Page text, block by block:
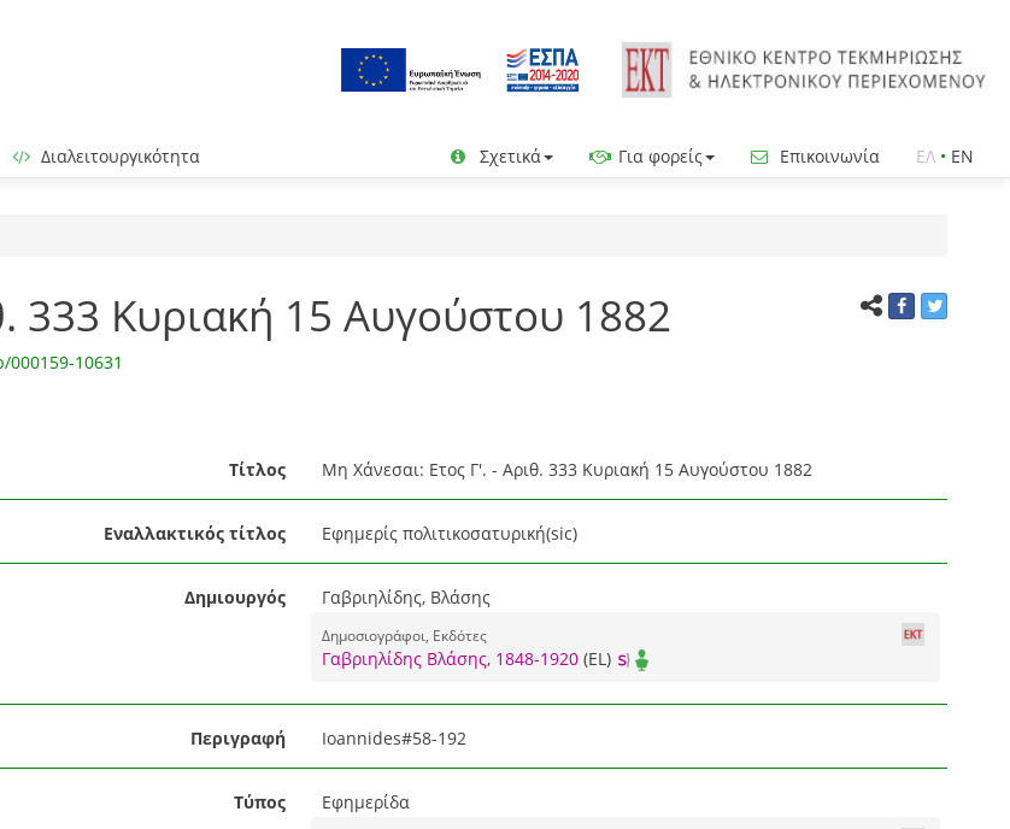
Διαλειτουργικότητα Σχετικά Για φορείς Επικοινωνία ΕΛ • EN
333 Κυριακή 15 Αυγούστου 1882
10631
Τίτλος Μη Χάνεσαι: Ετος Γ'. - Αριθ. 333 Κυριακή 15 Αυγούστου 1882
Εναλλακτικός τίτλος Εφημερίς πολιτικοσατυρική(sic)
Δημιουργός Γαβριηλίδης, Βλάσης
Δημοσιογράφοι, Εκδότες
Γαβριηλίδης Βλάσης, 1848-1920(EL)
Περιγραφή Ioannides#58-192
Τύπος Εφημερίδα